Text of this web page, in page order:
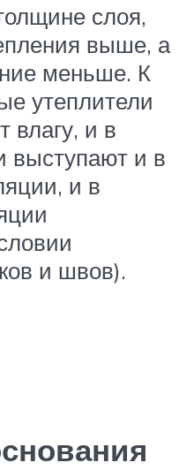
слоя,
выше, а
меньше. К
утеплители
влагу, и в
выступают и в
и в
и швов).